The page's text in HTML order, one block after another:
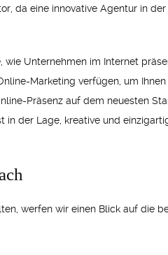
da eine innovative Agentur in
Unternehmen im Internet
Marketing verfügen, um
Präsenz auf dem neuesten
der Lage, kreative und
werfen wir einen Blick auf die